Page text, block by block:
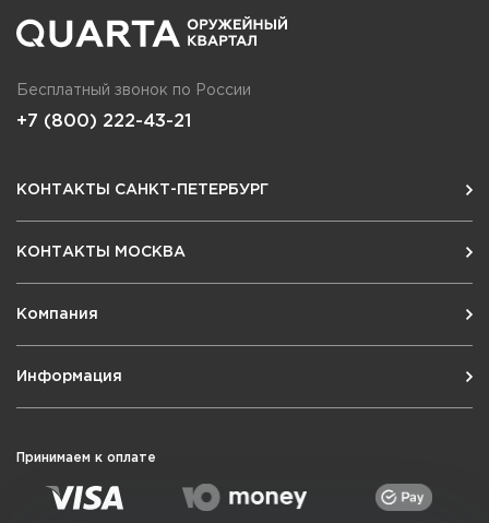
Бесплатный звонок по России
+7 (800) 222-43-21
КОНТАКТЫ САНКТ-ПЕТЕРБУРГ
КОНТАКТЫ МОСКВА
Компания
Информация
Принимаем к оплате